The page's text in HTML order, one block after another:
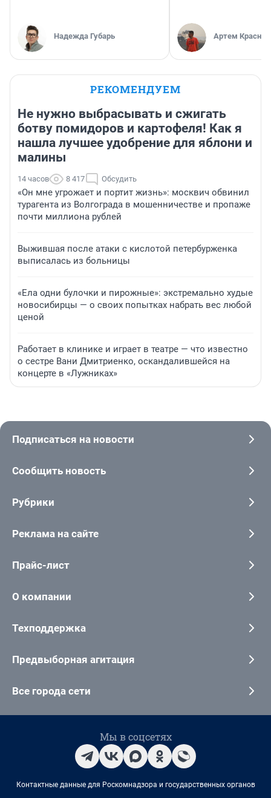
Надежда Губарь Артем Краснов
РЕКОМЕНДУЕМ
Не нужно выбрасывать и сжигать
ботву помидоров и картофеля! Как я
нашла лучшее удобрение для яблони и
малины
14 часов 8 417 Обсудить
«Он мне угрожает и портит жизнь»: москвич обвинил
турагента из Волгограда в мошенничестве и пропаже
почти миллиона рублей
Выжившая после атаки с кислотой петербурженка
выписалась из больницы
«Ела одни булочки и пирожные»: экстремально худые
новосибирцы — о своих попытках набрать вес любой
ценой
Работает в клинике и играет в театре — что известно
о сестре Вани Дмитриенко, оскандалившейся на
концерте в «Лужниках»
Подписаться на новости
Сообщить новость
Рубрики
Реклама на сайте
Прайс-лист
О компании
Техподдержка
Предвыборная агитация
Все города сети
Мы в соцсетях
Контактные данные для Роскомнадзора и государственных органов